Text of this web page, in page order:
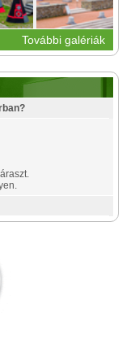
További galériák